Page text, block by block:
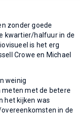
zonder goede
kwartier/halfuur in de
is het erg
Crowe en Michael
weinig
met de betere
het kijken was
in de